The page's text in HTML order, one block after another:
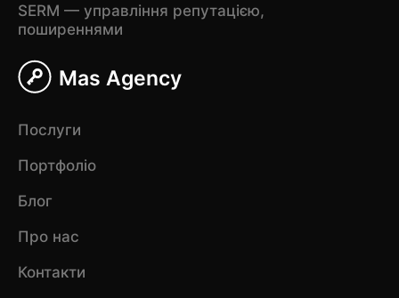
Mas Agency
Послуги
Портфоліо
Блог
Про нас
Контакти
SERM — управління репутацією,
поширеннями